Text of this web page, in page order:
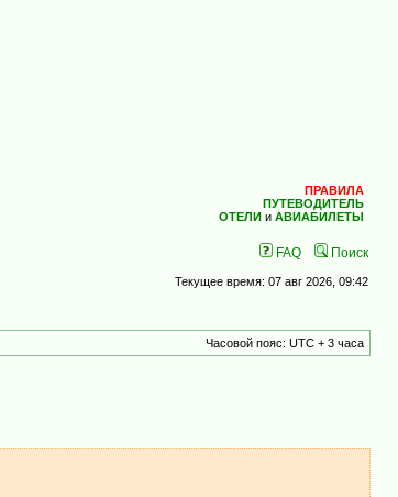
ПРАВИЛА
ПУТЕВОДИТЕЛЬ
ОТЕЛИ и АВИАБИЛЕТЫ
FAQ Поиск
Текущее время: 07 авг 2026, 09:42
Часовой пояс: UTC + 3 часа